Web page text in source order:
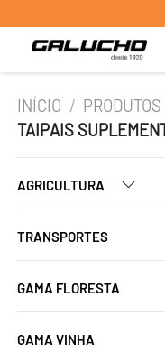
INÍCIO / PRODUTOS
TAIPAIS
AGRICULTURA
TRANSPORTES
GAMA FLORESTA
GAMA VINHA